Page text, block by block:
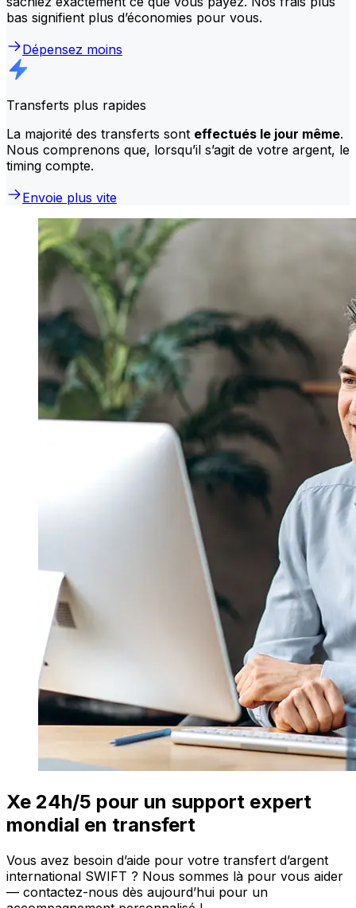
bas signifient plus d’économies pour vous.
Dépensez moins
Transferts plus rapides
La majorité des transferts sont effectués le jour même.
Nous comprenons que, lorsqu’il s’agit de votre argent, le
timing compte.
Envoie plus vite
Xe 24h/5 pour un support expert
mondial en transfert
Vous avez besoin d’aide pour votre transfert d’argent
international SWIFT ? Nous sommes là pour vous aider
— contactez-nous dès aujourd’hui pour un